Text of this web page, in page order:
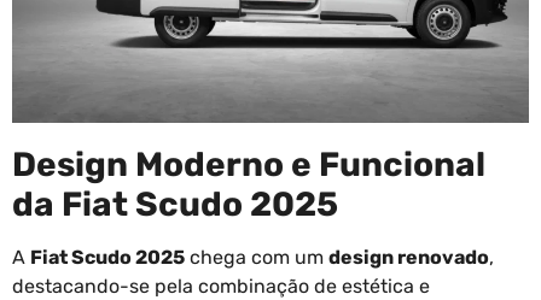
Design Moderno e Funcional
da Fiat Scudo 2025
A Fiat Scudo 2025 chega com um design renovado,
destacando-se pela combinação de estética e